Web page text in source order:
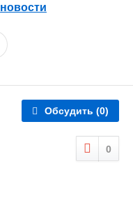
новости
Обсудить (0)
0